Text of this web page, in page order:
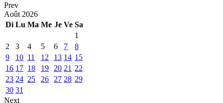
Prev
Août 2026
Di Lu Ma Me Je Ve Sa
1
2
3 4 5 6 7
8
9
10 11 12 13 14 15
16 17 18 19 20 21 22
23 24 25 26 27 28 29
30 31
Next